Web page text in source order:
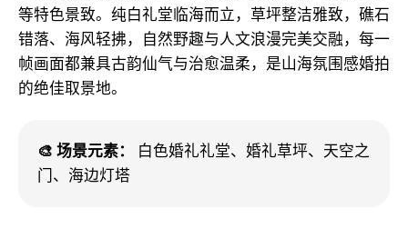
等特色景致。纯白礼堂临海而立，草坪整洁雅致，礁石
错落、海风轻拂，自然野趣与人文浪漫完美交融，每一
帧画面都兼具古韵仙气与治愈温柔，是山海氛围感婚拍
的绝佳取景地。
🎨 场景元素：
白色婚礼礼堂、婚礼草坪、天空之
门、海边灯塔